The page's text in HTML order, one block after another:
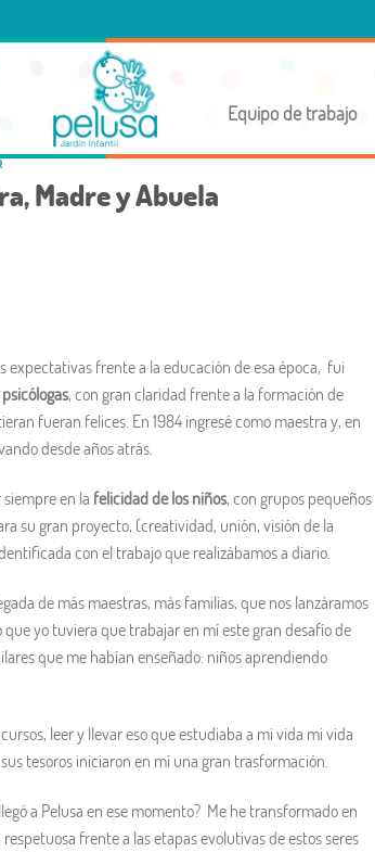
Equipo de trabajo
Madre y Abuela
expectativas frente a la educación de esa época, fui
psicólogas, con gran claridad frente a la formación de
fueran felices. En 1984 ingresé como maestra y, en
desde años atrás.
en la felicidad de los niños, con grupos pequeños
su gran proyecto, (creatividad, unión, visión de la
con el trabajo que realizábamos a diario.
de más maestras, más familias, que nos lanzáramos
yo tuviera que trabajar en mí este gran desafío de
que me habían enseñado: niños aprendiendo
leer y llevar eso que estudiaba a mi vida mi vida
tesoros iniciaron en mí una gran trasformación.
a Pelusa en ese momento? Me he transformado en
frente a las etapas evolutivas de estos seres